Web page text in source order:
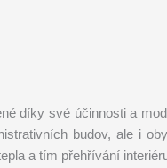
díky své účinnosti a
budov, ale i
a tím přehřívání